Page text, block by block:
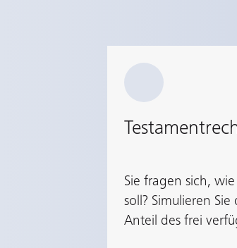
Sie fragen sich,
soll? Simulieren
Anteil des frei